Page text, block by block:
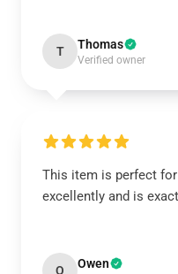
T Thomas
Verified owner
This item is perfect
excellently and is
O Owen